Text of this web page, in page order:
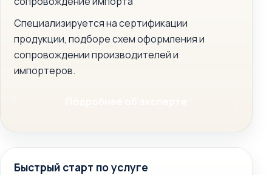
Специализируется на сертификации
продукции, подборе схем оформления и
сопровождении производителей и
импортеров.
Быстрый старт по услуге